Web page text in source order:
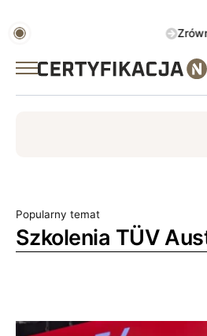
Popularny temat
Szkolenia TÜV